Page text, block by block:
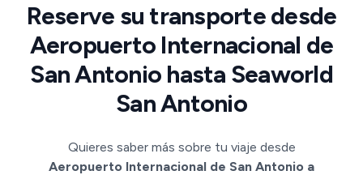
Reserve su transporte desde
Aeropuerto Internacional de
San Antonio hasta Seaworld
San Antonio
Quieres saber más sobre tu viaje desde
Aeropuerto Internacional de San Antonio a